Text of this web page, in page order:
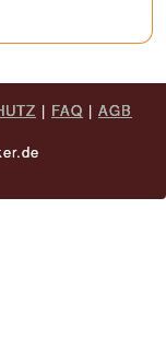
| FAQ | AGB